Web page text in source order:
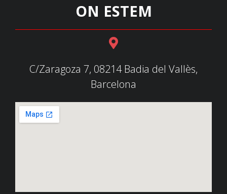
ON ESTEM
C/Zaragoza 7, 08214 Badia del Vallès,
Barcelona